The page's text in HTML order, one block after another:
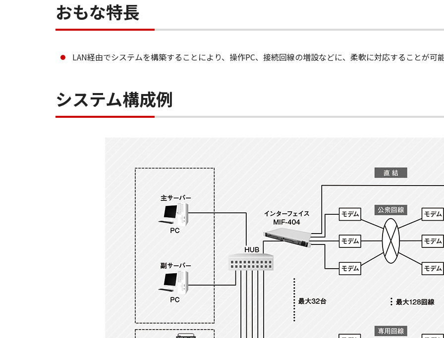
おもな特長
LAN経由でシステムを構築することにより、操作PC、接続回線の増設などに、柔軟に対応することが可
システム構成例